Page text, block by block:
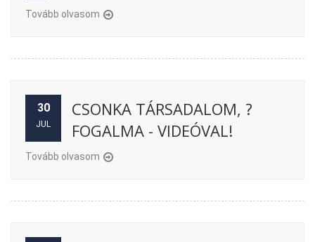
Tovább olvasom
30
JUL
CSONKA TÁRSADALOM, ?
FOGALMA - VIDEÓVAL!
Tovább olvasom